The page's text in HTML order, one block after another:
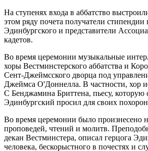
На ступенях входа в аббатство
этом ряду почета получатели стипендии
Эдинбургского и представители
кадетов.
Во время церемонии музыкальные
хоры Вестминстерского аббатства и
Сент-Джеймсского дворца под
Джеймса О'Доннелла. В частности, хор
C Бенджамина Бриттена, пьесу, которую
Эдинбургский просил для своих
Во время церемонии было произнесено
проповедей, чтений и молитв.
декан Вестминстера, описал герцога
человека, бескорыстного в почестях и